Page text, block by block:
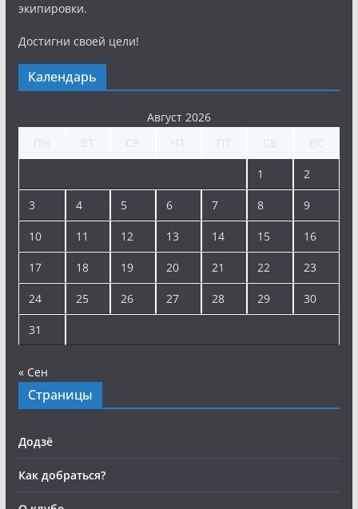
экипировки.
Достигни своей цели!
Календарь
Август 2026
1 2
3 4 5 6 7 8 9
10 11 12 13 14 15 16
17 18 19 20 21 22 23
24 25 26 27 28 29 30
31
« Сен
Страницы
Додзё
Как добраться?